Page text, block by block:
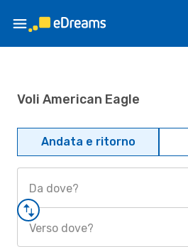
Voli American Eagle
Andata e ritorno
Da dove?
Verso dove?